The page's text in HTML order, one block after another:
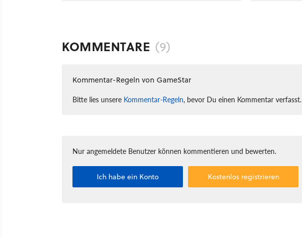
KOMMENTARE (9)
Kommentar-Regeln von GameStar
Bitte lies unsere Kommentar-Regeln, bevor Du einen Kommentar verfasst.
Nur angemeldete Benutzer können kommentieren und bewerten.
Ich habe ein Konto Kostenlos registrieren